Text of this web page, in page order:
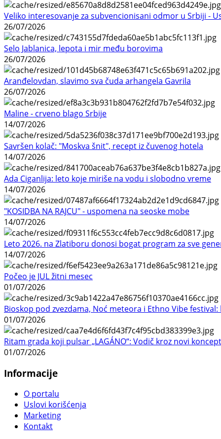
Veliko interesovanje za subvencionisani odmor u Srbiji -
26/07/2026
Selo Jablanica, lepota i mir među borovima
26/07/2026
Aranđelovdan, slavimo sva čuda arhangela Gavrila
26/07/2026
Maline - crveno blago Srbije
14/07/2026
Savršen kolač: "Moskva šnit", recept iz čuvenog hotela
14/07/2026
Ada Ciganlija: leto koje miriše na vodu i slobodno vreme
14/07/2026
"KOSIDBA NA RAJCU" - uspomena na seoske mobe
14/07/2026
Leto 2026. na Zlatiboru donosi bogat program za sve
14/07/2026
Počeo je JUL žitni mesec
01/07/2026
Bioskop pod zvezdama, Noć meteora i Ethno Vibe
01/07/2026
Ritam grada koji pulsar „LAGÁNO“: Vodič kroz novi
01/07/2026
Informacije
O portalu
Uslovi korišćenja
Marketing
Kontakt